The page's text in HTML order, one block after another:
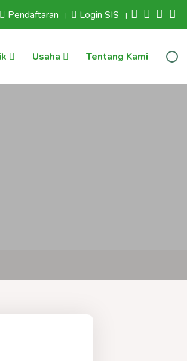
Pendaftaran | Login SIS |
Usaha Tentang Kami